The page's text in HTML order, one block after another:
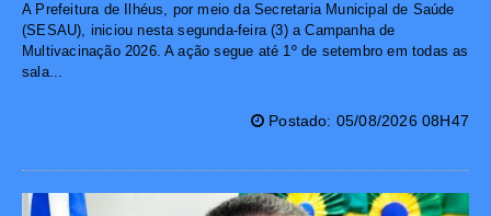
A Prefeitura de Ilhéus, por meio da Secretaria Municipal de Saúde
(SESAU), iniciou nesta segunda-feira (3) a Campanha de
Multivacinação 2026. A ação segue até 1º de setembro em todas as
sala...
Postado: 05/08/2026 08H47